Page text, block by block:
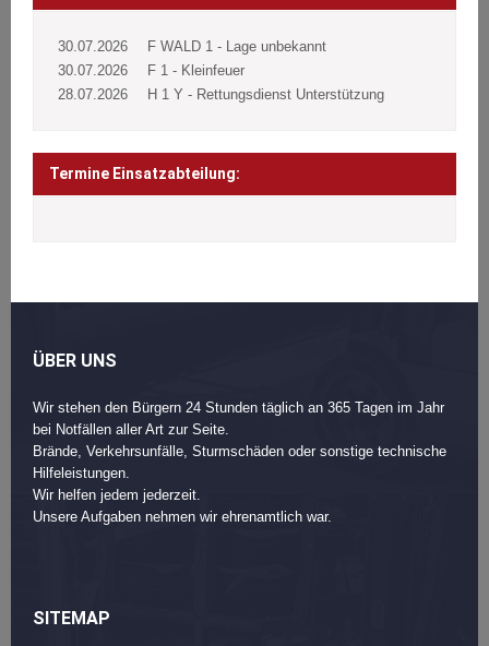
30.07.2026
F WALD 1 - Lage unbekannt
30.07.2026
F 1 - Kleinfeuer
28.07.2026
H 1 Y - Rettungsdienst Unterstützung
Termine Einsatzabteilung:
ÜBER UNS
Wir stehen den Bürgern 24 Stunden täglich an 365 Tagen im Jahr
bei Notfällen aller Art zur Seite.
Brände, Verkehrsunfälle, Sturmschäden oder sonstige technische
Hilfeleistungen.
Wir helfen jedem jederzeit.
Unsere Aufgaben nehmen wir ehrenamtlich war.
SITEMAP